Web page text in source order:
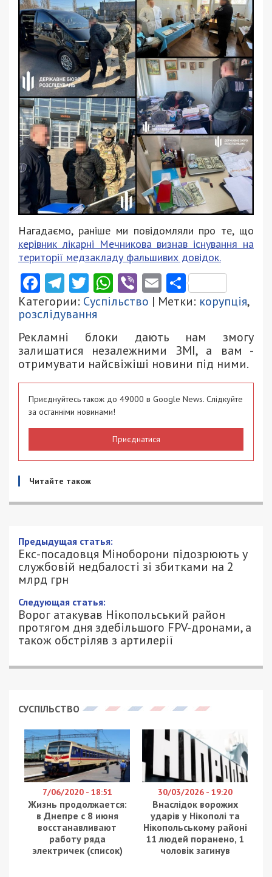
Нагадаємо, раніше ми повідомляли про те, що
керівник лікарні Мечникова визнав існування на
території медзакладу фальшивих довідок.
Facebook
Telegram
Twitter
WhatsApp
ViberEmail
Категории: Суспільство | Метки: корупція,
розслідування
Рекламні блоки дають нам змогу
залишатися незалежними ЗМІ, а вам -
отримувати найсвіжіші новини під ними.
Приєднуйтесь також до 49000 в Google News. Слідкуйте
за останніми новинами!
Приєднатися
Читайте також
Предыдущая статья:
Екс-посадовця Міноборони підозрюють у
службовій недбалості зі збитками на 2
млрд грн
Следующая статья:
Ворог атакував Нікопольський район
протягом дня здебільшого FPV-дронами, а
також обстріляв з артилерії
СУСПІЛЬСТВО
7/06/2020 - 18:51
Жизнь продолжается:
в Днепре с 8 июня
восстанавливают
работу ряда
электричек (список)
30/03/2026 - 19:20
Внаслідок ворожих
ударів у Нікополі та
Нікопольському районі
11 людей поранено, 1
чоловік загинув